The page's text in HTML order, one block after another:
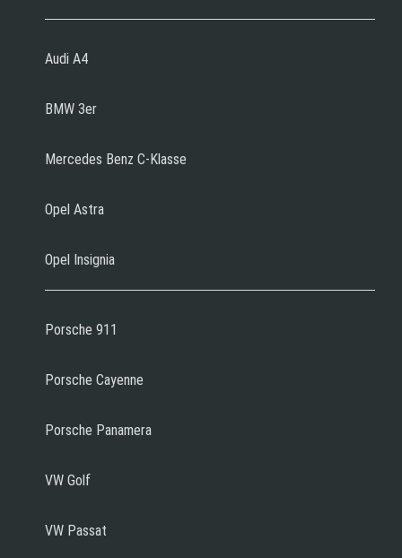
Audi A4
BMW 3er
Mercedes Benz C-Klasse
Opel Astra
Opel Insignia
Porsche 911
Porsche Cayenne
Porsche Panamera
VW Golf
VW Passat